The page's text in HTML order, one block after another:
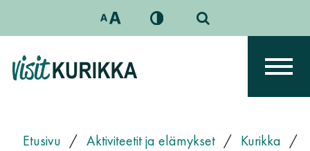
Päävalikko
Etusivu / Aktiviteetit ja elämykset / Kurikka /